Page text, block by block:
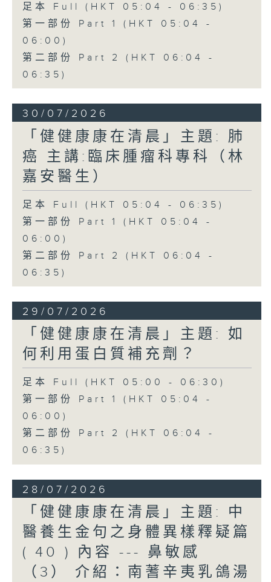
足本 Full (HKT 05:04 - 06:35)
第一部份 Part 1 (HKT 05:04 -
06:00)
第二部份 Part 2 (HKT 06:04 -
06:35)
30/07/2026
「健健康康在清晨」主題: 肺
癌 主講:臨床腫瘤科專科（林
嘉安醫生）
足本 Full (HKT 05:04 - 06:35)
第一部份 Part 1 (HKT 05:04 -
06:00)
第二部份 Part 2 (HKT 06:04 -
06:35)
29/07/2026
「健健康康在清晨」主題: 如
何利用蛋白質補充劑？
足本 Full (HKT 05:00 - 06:30)
第一部份 Part 1 (HKT 05:04 -
06:00)
第二部份 Part 2 (HKT 06:04 -
06:35)
28/07/2026
「健健康康在清晨」主題: 中
醫養生金句之身體異樣釋疑篇
( 40 ) 內容 --- 鼻敏感
（3） 介紹：南蓍辛夷乳鴿湯